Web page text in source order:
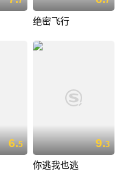
绝密飞行
6.5 9.3
你逃我也逃